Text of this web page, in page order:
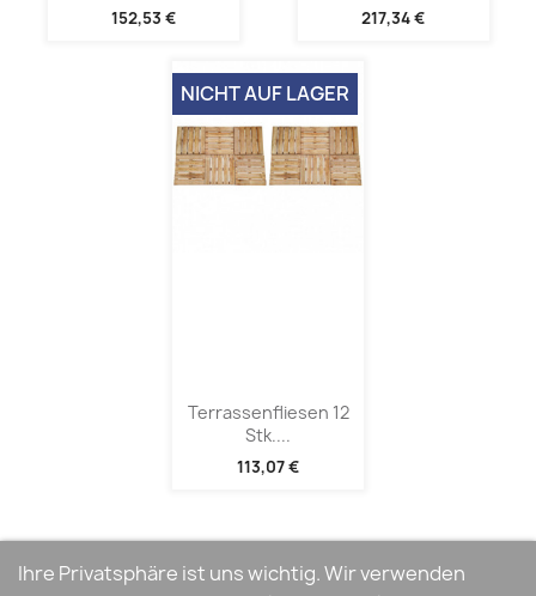
152,53 € 217,34 €
Terrassenfliesen 12
Stk....
113,07 €
NICHT AUF LAGER
Ihre Privatsphäre ist uns wichtig. Wir verwenden